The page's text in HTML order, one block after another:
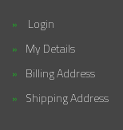
Login
My Details
Billing Address
Shipping Address